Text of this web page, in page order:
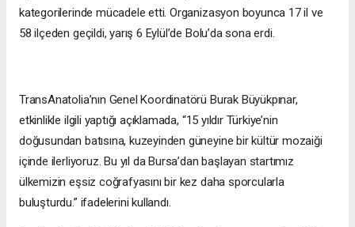
kategorilerinde mücadele etti. Organizasyon boyunca 17 il ve
58 ilçeden geçildi, yarış 6 Eylül’de Bolu’da sona erdi.
TransAnatolia’nın Genel Koordinatörü Burak Büyükpınar,
etkinlikle ilgili yaptığı açıklamada, “15 yıldır Türkiye’nin
doğusundan batısına, kuzeyinden güneyine bir kültür mozaiği
içinde ilerliyoruz. Bu yıl da Bursa’dan başlayan startımız
ülkemizin eşsiz coğrafyasını bir kez daha sporcularla
buluşturdu.” ifadelerini kullandı.